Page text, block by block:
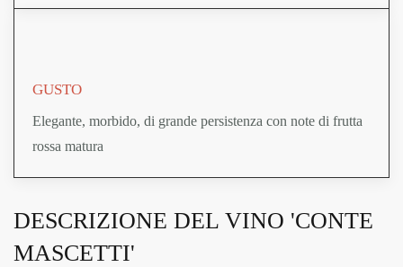
GUSTO
Elegante, morbido, di grande persistenza con note di frutta
rossa matura
DESCRIZIONE DEL VINO 'CONTE
MASCETTI'